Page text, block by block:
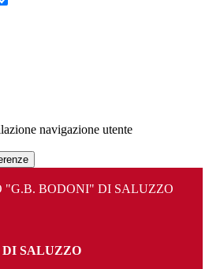
navigazione utente
"G.B. BODONI" DI SALUZZO
SALUZZO